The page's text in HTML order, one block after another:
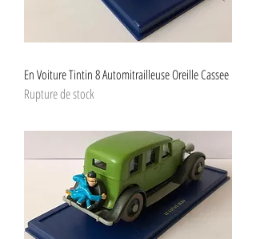
En Voiture Tintin 8 Automitrailleuse Oreille Cassee
Rupture de stock